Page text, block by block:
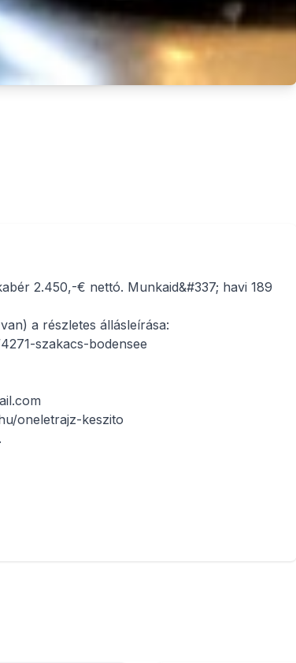
2.450,-€ nettó. Munkaid&#337; havi 189
a részletes állásleírása:
szakacs-bodensee
oneletrajz-keszito